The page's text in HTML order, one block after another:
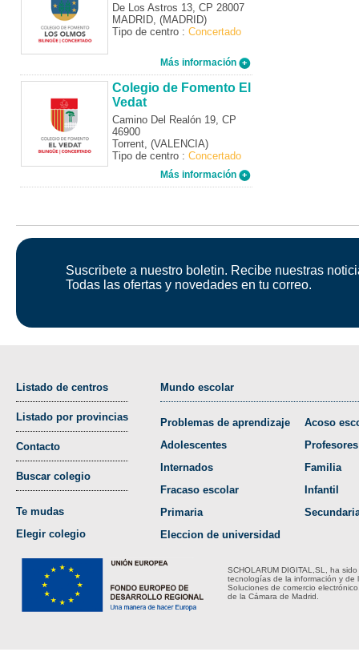
De Los Astros 13, CP 28007
MADRID, (MADRID)
Tipo de centro : Concertado
Más información
Colegio de Fomento El
Vedat
Camino Del Realón 19, CP
46900
Torrent, (VALENCIA)
Tipo de centro : Concertado
Más información
Suscribete a nuestro boletin. Recibe nuestras
Todas las ofertas y novedades en tu correo.
Listado de centros
Listado por provincias
Contacto
Buscar colegio
Te mudas
Elegir colegio
Mundo escolar
Problemas de aprendizaje
Adolescentes
Internados
Fracaso escolar
Primaria
Eleccion de universidad
Acoso
Profesores
Familia
Infantil
SCHOLARUM DIGITAL,SL, ha
tecnologías de la información y de
Soluciones de comercio
de la Cámara de Madrid.